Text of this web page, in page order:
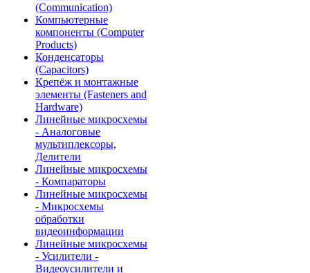
(Communication)
Компьютерные
компоненты (Computer
Products)
Конденсаторы
(Capacitors)
Крепёж и монтажные
элементы (Fasteners and
Hardware)
Линейные микросхемы
- Аналоговые
мультиплексоры,
Делители
Линейные микросхемы
- Компараторы
Линейные микросхемы
- Микросхемы
обработки
видеоинформации
Линейные микросхемы
- Усилители -
Видеоусилители и